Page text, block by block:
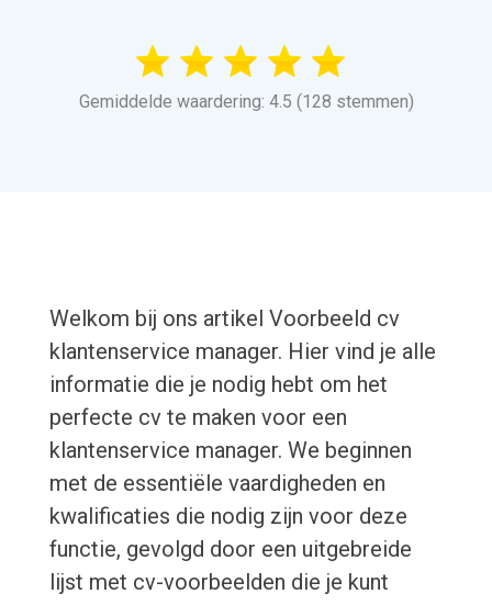
Gemiddelde waardering: 4.5 (128 stemmen)
Welkom bij ons artikel Voorbeeld cv
klantenservice manager. Hier vind je alle
informatie die je nodig hebt om het
perfecte cv te maken voor een
klantenservice manager. We beginnen
met de essentiële vaardigheden en
kwalificaties die nodig zijn voor deze
functie, gevolgd door een uitgebreide
lijst met cv-voorbeelden die je kunt